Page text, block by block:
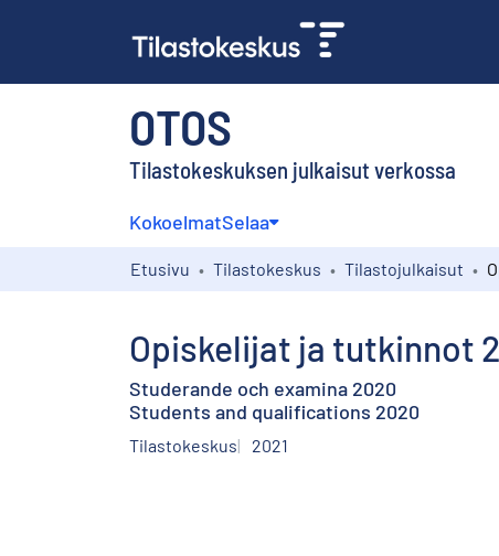
OTOS
Tilastokeskuksen julkaisut verkossa
KokoelmatSelaa
Etusivu Tilastokeskus Tilastojulkaisut
Opiskelijat ja tutkinnot
Studerande och examina 2020
Students and qualifications 2020
Tilastokeskus 2021